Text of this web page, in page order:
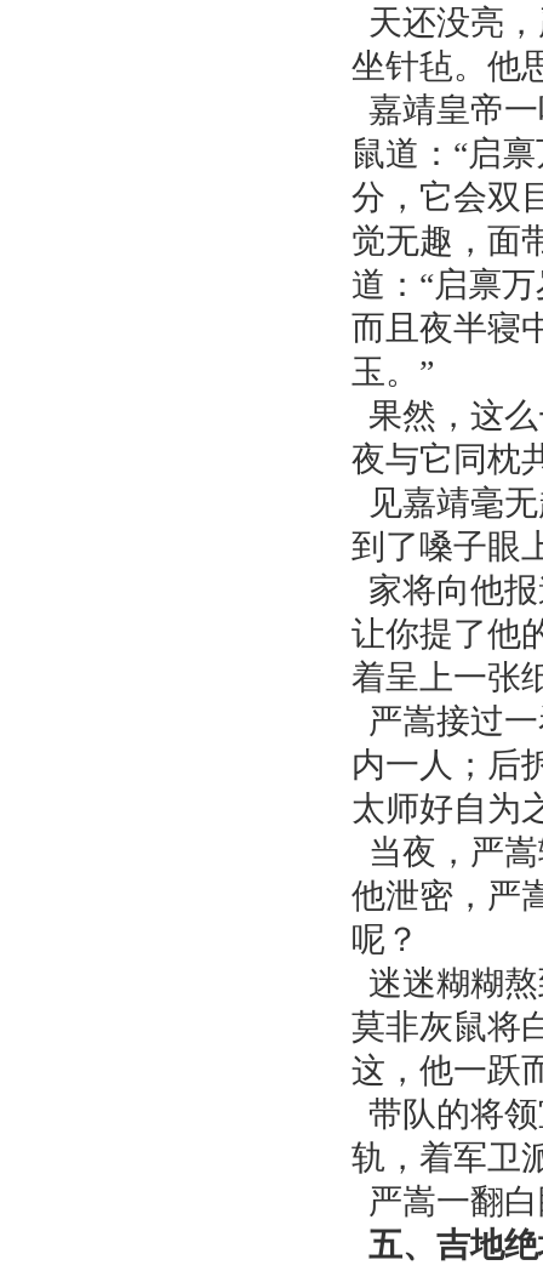
天还没亮
坐针毡。他
嘉靖皇帝
鼠道：“启
分，它会双
觉无趣，面
道：“启禀
而且夜半寝
玉。”
果然，这
夜与它同枕
见嘉靖毫
到了嗓子眼
家将向他
让你提了他
着呈上一张
严嵩接过
内一人；后
太师好自为
当夜，严
他泄密，严
呢？
迷迷糊糊
莫非灰鼠将
这，他一跃
带队的将
轨，着军卫
严嵩一翻
五、吉地